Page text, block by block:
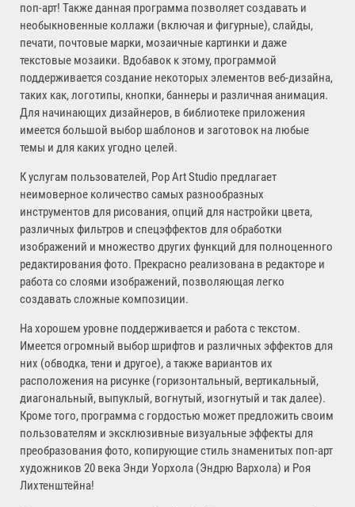
поп-арт! Также данная программа позволяет создавать и
необыкновенные коллажи (включая и фигурные), слайды,
печати, почтовые марки, мозаичные картинки и даже
текстовые мозаики. Вдобавок к этому, программой
поддерживается создание некоторых элементов веб-дизайна,
таких как, логотипы, кнопки, баннеры и различная анимация.
Для начинающих дизайнеров, в библиотеке приложения
имеется большой выбор шаблонов и заготовок на любые
темы и для каких угодно целей.
К услугам пользователей, Pop Art Studio предлагает
неимоверное количество самых разнообразных
инструментов для рисования, опций для настройки цвета,
различных фильтров и спецэффектов для обработки
изображений и множество других функций для полноценного
редактирования фото. Прекрасно реализована в редакторе и
работа со слоями изображений, позволяющая легко
создавать сложные композиции.
На хорошем уровне поддерживается и работа с текстом.
Имеется огромный выбор шрифтов и различных эффектов для
них (обводка, тени и другое), а также вариантов их
расположения на рисунке (горизонтальный, вертикальный,
диагональный, выпуклый, вогнутый, изогнутый и так далее).
Кроме того, программа с гордостью может предложить своим
пользователям и эксклюзивные визуальные эффекты для
преобразования фото, копирующие стиль знаменитых поп-арт
художников 20 века Энди Уорхола (Эндрю Вархола) и Роя
Лихтенштейна!